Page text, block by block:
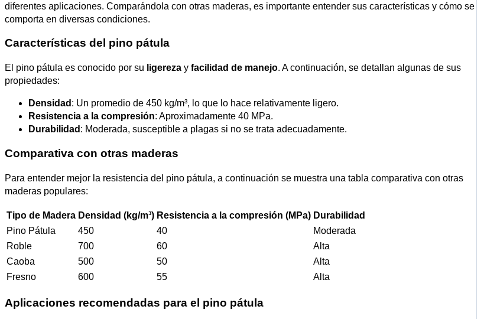
diferentes aplicaciones. Comparándola con otras maderas, es importante entender sus características y cómo se
comporta en diversas condiciones.
Características del pino pátula
El pino pátula es conocido por su ligereza y facilidad de manejo. A continuación, se detallan algunas de sus
propiedades:
Densidad : Un promedio de 450 kg/m³, lo que lo hace relativamente ligero.
Resistencia a la compresión: Aproximadamente 40 MPa.
Durabilidad : Moderada, susceptible a plagas si no se trata adecuadamente.
Comparativa con otras maderas
Para entender mejor la resistencia del pino pátula, a continuación se muestra una tabla comparativa con otras
maderas populares:
Tipo de Madera Densidad (kg/m³) Resistencia a la compresión (MPa) Durabilidad
Pino Pátula
450 40
Moderada
Roble
700 60
Alta
Caoba
500 50
Alta
Fresno
600 55 Alta
Aplicaciones recomendadas para el pino pátula